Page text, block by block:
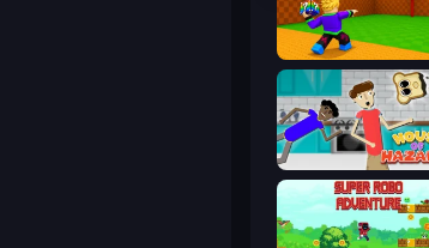
Throw a Lucky Block
House of Hazards